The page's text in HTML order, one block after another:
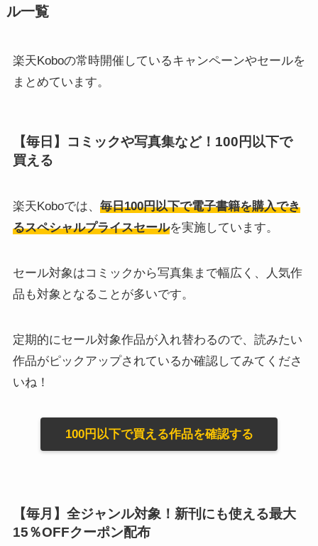
ル一覧
楽天Koboの常時開催しているキャンペーンやセールを
まとめています。
【毎日】コミックや写真集など！100円以下で
買える
楽天Koboでは、 毎日100円以下で電子書籍を購入でき
るスペシャルプライスセールを実施しています。
セール対象はコミックから写真集まで幅広く、人気作
品も対象となることが多いです。
定期的にセール対象作品が入れ替わるので、読みたい
作品がピックアップされているか確認してみてくださ
いね！
100円以下で買える作品を確認する
【毎月】全ジャンル対象！新刊にも使える最大
15％OFFクーポン配布